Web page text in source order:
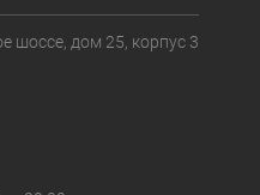
шоссе, дом 25, корпус 3